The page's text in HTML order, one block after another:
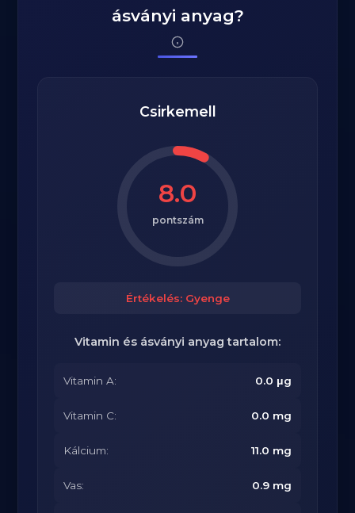
ásványi anyag?
Csirkemell
8.0
pontszám
Értékelés: Gyenge
Vitamin és ásványi anyag tartalom:
Vitamin A: 0.0 μg
Vitamin C: 0.0 mg
Kálcium: 11.0 mg
Vas: 0.9 mg